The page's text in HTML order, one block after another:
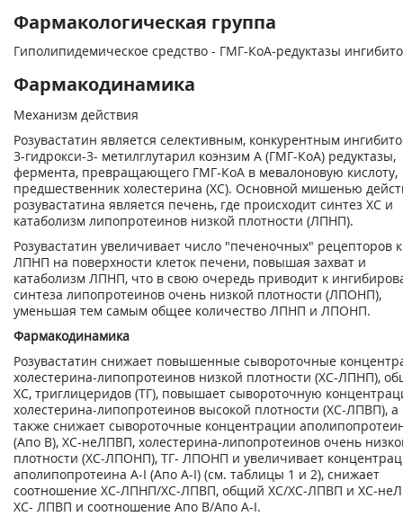
Фармакологическая группа
Гиполипидемическое средство - ГМГ-КоА-редуктазы
Фармакодинамика
Механизм действия
Розувастатин является селективным, конкурентным
3-гидрокси-3- метилглутарил коэнзим А (ГМГ-КоА) редуктазы,
фермента, превращающего ГМГ-КоА в мевалоновую кислоту,
предшественник холестерина (ХС). Основной мишенью
розувастатина является печень, где происходит синтез ХС и
катаболизм липопротеинов низкой плотности (ЛПНП).
Розувастатин увеличивает число "печеночных" рецепторов к
ЛПНП на поверхности клеток печени, повышая захват и
катаболизм ЛПНП, что в свою очередь приводит к
синтеза липопротеинов очень низкой плотности (ЛПОНП),
уменьшая тем самым общее количество ЛПНП и ЛПОНП.
Фармакодинамика
Розувастатин снижает повышенные сывороточные
холестерина-липопротеинов низкой плотности (ХС-ЛПНП),
ХС, триглицеридов (ТГ), повышает сывороточную
холестерина-липопротеинов высокой плотности (ХС-ЛПВП), а
также снижает сывороточные концентрации
(Апо В), ХС-неЛПВП, холестерина-липопротеинов очень
плотности (ХС-ЛПОНП), ТГ- ЛПОНП и увеличивает
аполипопротеина A-I (Апо A-I) (см. таблицы 1 и 2), снижает
соотношение ХС-ЛПНП/ХС-ЛПВП, общий ХС/ХС-ЛПВП и ХС-
ХС- ЛПВП и соотношение Апо В/Апо A-I.